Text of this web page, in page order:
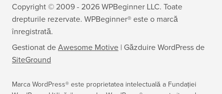
Copyright © 2009 - 2026 WPBeginner LLC. Toate
drepturile rezervate. WPBeginner® este o marcă
înregistrată.
Gestionat deAwesome Motive | Găzduire WordPressde
SiteGround
Marca WordPress® este proprietatea intelectuală a Fundației